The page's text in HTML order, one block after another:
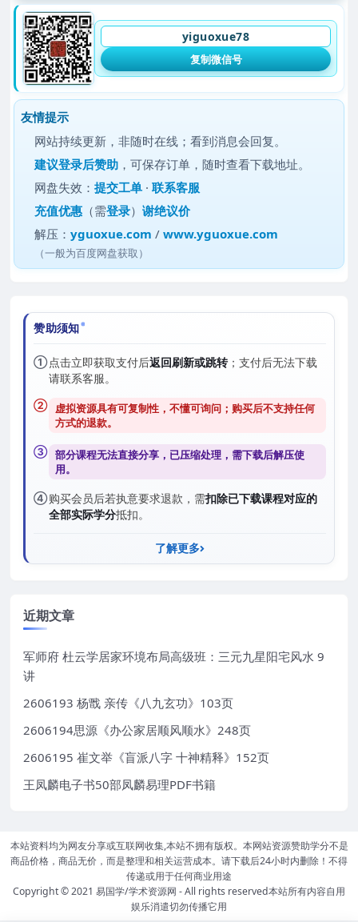
yiguoxue78
复制微信号
友情提示
网站持续更新，非随时在线；看到消息会回复。
建议登录后赞助 ，可保存订单，随时查看下载地址。
网盘失效：提交工单 ·联系客服
充值优惠 （需登录）谢绝议价
解压：yguoxue.com /www.yguoxue.com
（一般为百度网盘获取）
赞助须知
①点击立即获取支付后返回刷新或跳转；支付后无法下载
请联系客服。
② 虚拟资源具有可复制性，不懂可询问；购买后不支持任何
方式的退款。
③ 部分课程无法直接分享，已压缩处理，需下载后解压使
用。
④购买会员后若执意要求退款，需扣除已下载课程对应的
全部实际学分抵扣。
了解更多
近期文章
军师府 杜云学居家环境布局高级班：三元九星阳宅风水 9
讲
2606193 杨戬 亲传《八九玄功》103页
2606194思源《办公家居顺风顺水》248页
2606195 崔文举《盲派八字 十神精释》152页
王凤麟电子书50部凤麟易理PDF书籍
本站资料均为网友分享或互联网收集,本站不拥有版权。本网站资源赞助学分不是
商品价格，商品无价，而是整理和相关运营成本。请下载后24小时内删除！不得
传递或用于任何商业用途
Copyright © 2021 易国学/学术资源网 - All rights reserved本站所有内容自用
娱乐消遣切勿传播它用